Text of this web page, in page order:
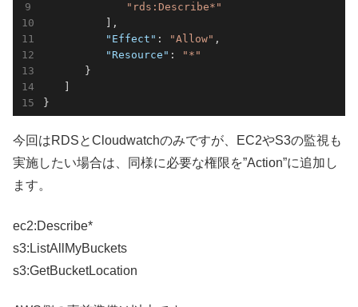
"rds:Describe*"
],
"Effect" : "Allow" ,
"Resource" :
"*"
}
}
今回はRDSとCloudwatchのみですが、EC2やS3の監視も
実施したい場合は、同様に必要な権限を”Action”に追加し
ます。
ec2:Describe*
s3:ListAllMyBuckets
s3:GetBucketLocation